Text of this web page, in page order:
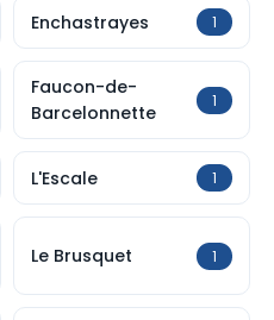
Enchastrayes 1
Faucon-de-
Barcelonnette
1
L'Escale 1
Le Brusquet 1